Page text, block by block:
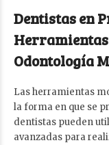
Dentistas en
Odontología
Las herramientas
la forma en que se
dentistas pueden
avanzadas para